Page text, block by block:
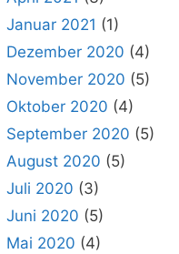
Januar 2021 (1)
Dezember 2020 (4)
November 2020 (5)
Oktober 2020 (4)
September 2020 (5)
August 2020 (5)
Juli 2020 (3)
Juni 2020 (5)
Mai 2020 (4)